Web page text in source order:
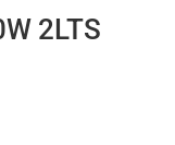
2LTS